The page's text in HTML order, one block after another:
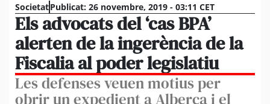
SocietatPublicat: 26 novembre, 2019 - 03:11 CET
Els advocats del ‘cas BPA’
alerten de la ingerència de la
Fiscalia al poder legislatiu
Les defenses veuen motius per
obrir un expedient a Alberca i el